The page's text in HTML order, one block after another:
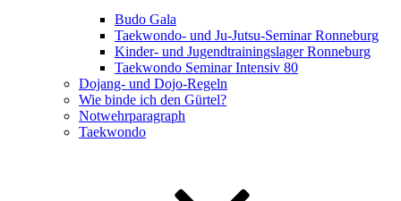
Budo Gala
Taekwondo- und Ju-Jutsu-Seminar Ronneburg
Kinder- und Jugendtrainingslager Ronneburg
Taekwondo Seminar Intensiv 80
Dojang- und Dojo-Regeln
Wie binde ich den Gürtel?
Notwehrparagraph
Taekwondo